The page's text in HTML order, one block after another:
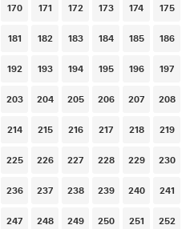
170 171 172 173 174 175
181 182 183 184 185 186
192 193 194 195 196 197
203 204 205 206 207 208
214 215 216 217 218 219
225 226 227 228 229 230
236 237 238 239 240 241
247 248 249 250 251 252